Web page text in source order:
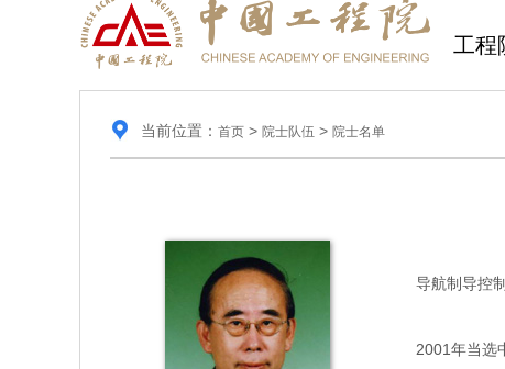
工程
当前位置： 首页> 院士队伍 > 院士名单
导航制导控制
2001年当选中